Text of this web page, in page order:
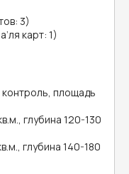
3)
карт: 1)
площадь
глубина 120-130
глубина 140-180